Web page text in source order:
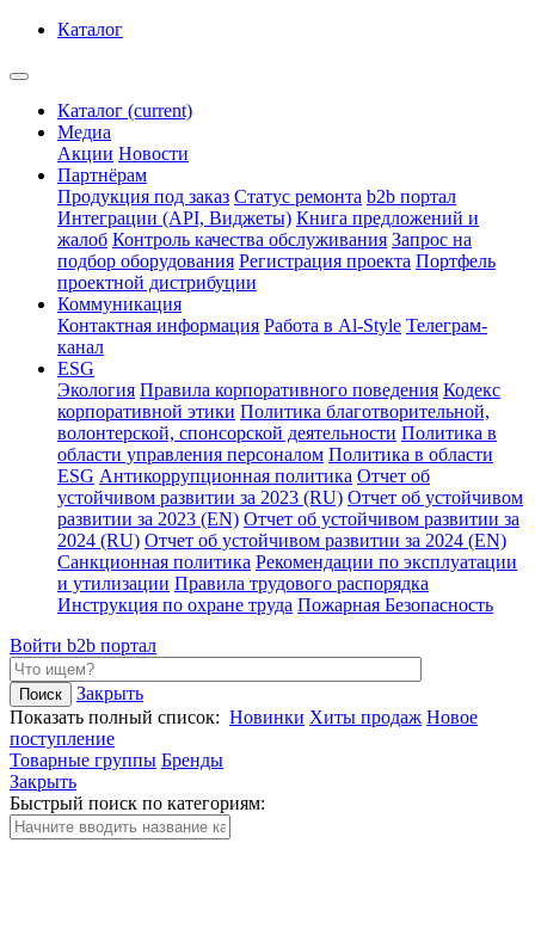
Каталог
Каталог (current)
Медиа
Акции Новости
Партнёрам
Продукция под заказ Статус ремонта b2b портал
Интеграции (API, Виджеты) Книга предложений и
жалоб Контроль качества обслуживания Запрос на
подбор оборудования Регистрация проекта Портфель
проектной дистрибуции
Коммуникация
Контактная информация Работа в Al-Style Телеграм-
канал
ESG
Экология Правила корпоративного поведения Кодекс
корпоративной этики Политика благотворительной,
волонтерской, спонсорской деятельности Политика в
области управления персоналом Политика в области
ESG Антикоррупционная политика Отчет об
устойчивом развитии за 2023 (RU) Отчет об устойчивом
развитии за 2023 (EN) Отчет об устойчивом развитии за
2024 (RU) Отчет об устойчивом развитии за 2024 (EN)
Санкционная политика Рекомендации по эксплуатации
и утилизации Правила трудового распорядка
Инструкция по охране труда Пожарная Безопасность
Войти b2b портал
Закрыть
Показать полный список: Новинки Хиты продаж Новое
поступление
Товарные группы Бренды
Закрыть
Быстрый поиск по категориям: